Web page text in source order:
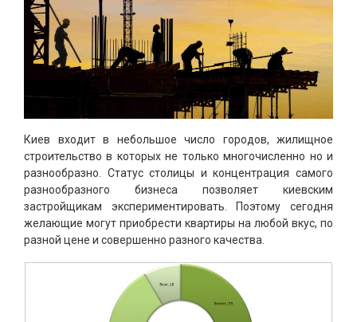
Киев входит в небольшое число городов, жилищное
строительство в которых не только многочисленно но и
разнообразно. Статус столицы и концентрация самого
разнообразного бизнеса позволяет киевским
застройщикам экспериментировать. Поэтому сегодня
желающие могут приобрести квартиры на любой вкус, по
разной цене и совершенно разного качества.